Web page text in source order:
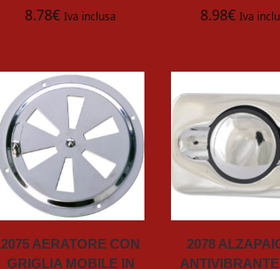
8.78€ Iva inclusa 8.98€ Iva
2075 AERATORE CON
GRIGLIA MOBILE IN
2078